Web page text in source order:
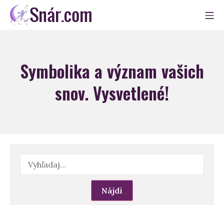
Skip
Symbolika a význam vašich
snov. Vysvetlené!
Hľadať: